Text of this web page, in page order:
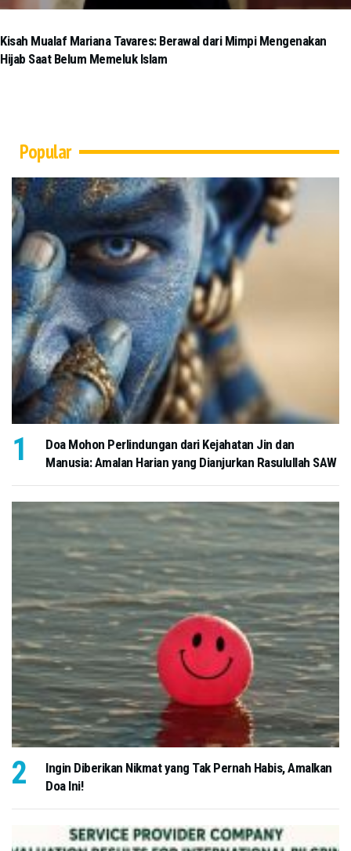
Kisah Mualaf Mariana Tavares: Berawal dari Mimpi Mengenakan
Hijab Saat Belum Memeluk Islam
Popular
Doa Mohon Perlindungan dari Kejahatan Jin dan
Manusia: Amalan Harian yang Dianjurkan Rasulullah SAW
Ingin Diberikan Nikmat yang Tak Pernah Habis, Amalkan
Doa Ini!